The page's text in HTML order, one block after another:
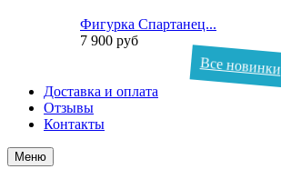
Фигурка Спартанец...
7 900 руб
Все новинки
Доставка и оплата
Отзывы
Контакты
Меню